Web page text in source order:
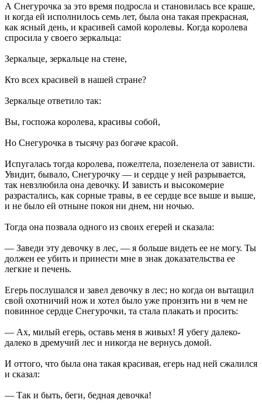
А Снегурочка за это время подросла и становилась все краше,
и когда ей исполнилось семь лет, была она такая прекрасная,
как ясный день, и красивей самой королевы. Когда королева
спросила у своего зеркальца:
Зеркальце, зеркальце на стене,
Кто всех красивей в нашей стране?
Зеркальце ответило так:
Вы, госпожа королева, красивы собой,
Но Снегурочка в тысячу раз богаче красой.
Испугалась тогда королева, пожелтела, позеленела от зависти.
Увидит, бывало, Снегурочку — и сердце у ней разрывается,
так невзлюбила она девочку. И зависть и высокомерие
разрастались, как сорные травы, в ее сердце все выше и выше,
и не было ей отныне покоя ни днем, ни ночью.
Тогда она позвала одного из своих егерей и сказала:
— Заведи эту девочку в лес, — я больше видеть ее не могу. Ты
должен ее убить и принести мне в знак доказательства ее
легкие и печень.
Егерь послушался и завел девочку в лес; но когда он вытащил
свой охотничий нож и хотел было уже пронзить ни в чем не
повинное сердце Снегурочки, та стала плакать и просить:
— Ах, милый егерь, оставь меня в живых! Я убегу далеко-
далеко в дремучий лес и никогда не вернусь домой.
И оттого, что была она такая красивая, егерь над ней сжалился
и сказал:
— Так и быть, беги, бедная девочка!